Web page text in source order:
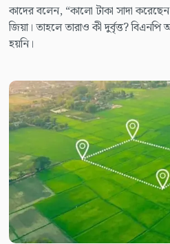
কাদের বলেন, “কালো টাকা সাদা
জিয়া। তাহলে তারাও কী দুর্বৃত্ত?
হয়নি।